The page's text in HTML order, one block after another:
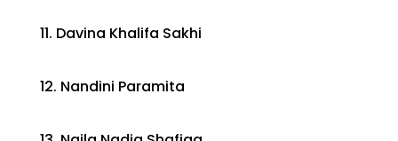
11. Davina Khalifa Sakhi
12. Nandini Paramita